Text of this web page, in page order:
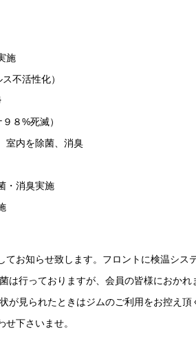
施
不活性化）
８%死滅）
室内を除菌、消臭
・消臭実施
お知らせ致します。フロントに検温シ
は行っておりますが、会員の皆様におか
が見られたときはジムのご利用をお控え
下さいませ。